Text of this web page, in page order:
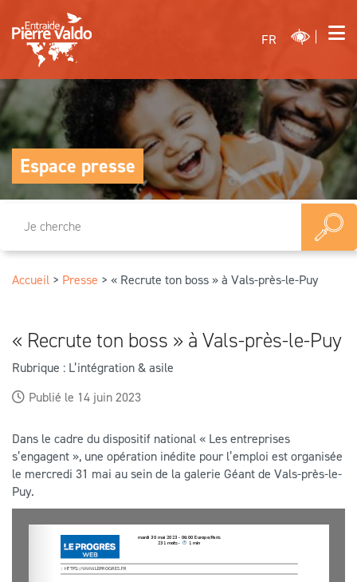
FR
Espace presse
Accueil > Presse > « Recrute ton boss » à Vals-près-le-Puy
« Recrute ton boss » à Vals-près-le-Puy
Rubrique : L’intégration & asile
Publié le 14 juin 2023
Dans le cadre du dispositif national « Les entreprises
s’engagent », une opération inédite pour l’emploi est organisée
le mercredi 31 mai au sein de la galerie Géant de Vals-près-le-
Puy.